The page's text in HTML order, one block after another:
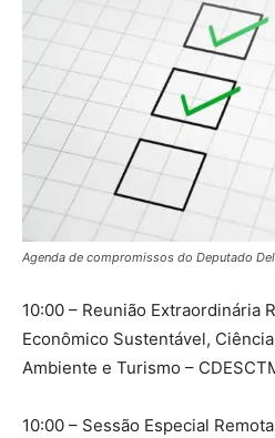
Agenda de compromissos do Deputado
10:00 – Reunião Extraordinária
Econômico Sustentável,
Ambiente e Turismo –
10:00 – Sessão Especial